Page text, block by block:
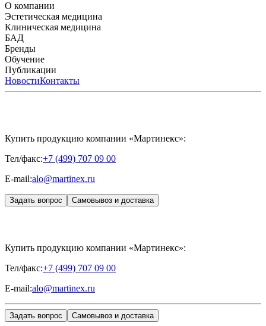
О компании
История компанииНаучный центр
центрПатентыЛаборатория
Мезотерапии
Эстетическая медицина
БиорепарацияФиллеры
пилинги
Клиническая медицина
HYALREPAIR® CHONDROreparant
DENTAL
FILLER INTIMO
БАД
CYTOHYALEX
Бренды
APRILINE®
InternationalHYALREPAIR®
ХОНДРОРЕПАРАНТ®
ДЕНТАЛMESALTERA BY DR. MIKHAYLOVAMEDIC
Обучение
Расписание мероприятий
обученияПреподаватели
Публикации
ЖУРНАЛ LES NOUVELLES ESTHÉTIQUES
«ИНЪЕКЦИОННАЯ КОСМЕТОЛОГИЯ»ЖУРНАЛ
НовостиКонтакты
Купить продукцию компании «Мартинекс»:
Тел/факс:+7 (499) 707 09 00
E-mail:alo@martinex.ru
Задать вопрос Самовывоз и доставка
Купить продукцию компании «Мартинекс»:
Тел/факс:+7 (499) 707 09 00
E-mail:alo@martinex.ru
Задать вопрос Самовывоз и доставка